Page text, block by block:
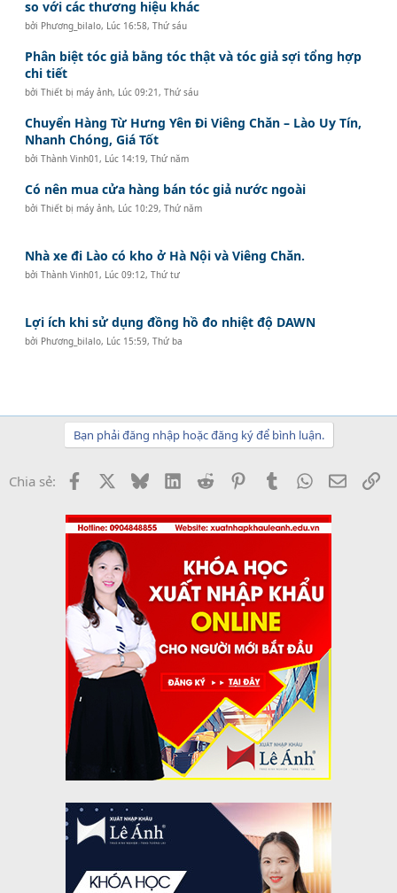
so với các thương hiệu khác
bởi Phương_bilalo, Lúc 16:58, Thứ sáu
Phân biệt tóc giả bằng tóc thật và tóc giả sợi tổng hợp
chi tiết
bởiThiết bị máy ảnh, Lúc 09:21, Thứ sáu
Chuyển Hàng Từ Hưng Yên Đi Viêng Chăn – Lào Uy Tín,
Nhanh Chóng, Giá Tốt
bởiThành Vinh01 , Lúc 14:19, Thứ năm
Có nên mua cửa hàng bán tóc giả nước ngoài
bởiThiết bị máy ảnh, Lúc 10:29, Thứ năm
Nhà xe đi Lào có kho ở Hà Nội và Viêng Chăn.
bởiThành Vinh01 , Lúc 09:12, Thứ tư
Lợi ích khi sử dụng đồng hồ đo nhiệt độ DAWN
bởi Phương_bilalo, Lúc 15:59, Thứ ba
Bạn phải đăng nhập hoặc đăng ký để bình luận.
Chia sẻ: Facebook BlueskyLinkedInReddit PinterestTumblrWhatsApp
Email